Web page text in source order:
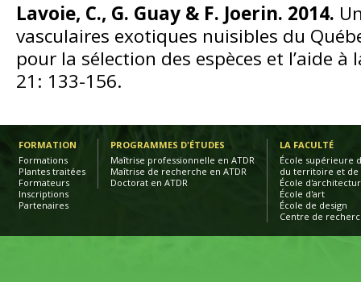
Lavoie, C., G. Guay & F. Joerin. 2014.
vasculaires exotiques nuisibles du
pour la sélection des espèces et l’aide
21: 133-156.
FORMATION
Formations
Plantes traitées
Formateurs
Inscriptions
Partenaires
PROGRAMMES D'ÉTUDES
Maîtrise professionnelle en ATDR
Maîtrise de recherche en ATDR
Doctorat en ATDR
LA FACULTÉ
École supérieure
du territoire et de
École
École d'art
École de design
Centre de